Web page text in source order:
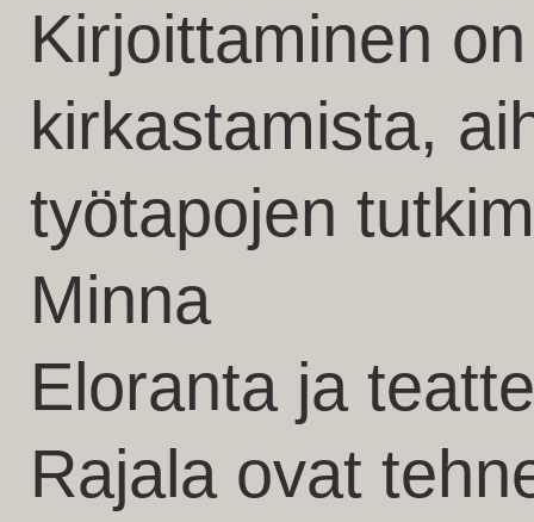
Kirjoittaminen
kirkastamista,
työtapojen
Minna
Eloranta ja
Rajala ovat